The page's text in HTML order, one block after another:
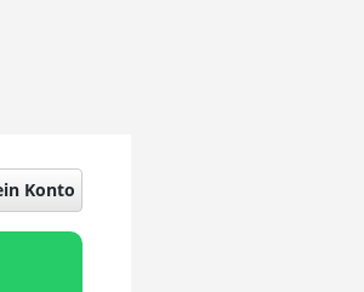
Konto